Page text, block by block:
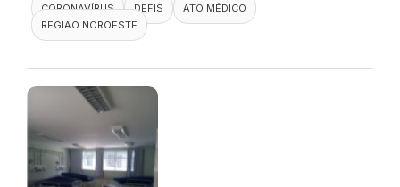
CORONAVÍRUS
DEFIS
ATO MÉDICO
REGIÃO NOROESTE